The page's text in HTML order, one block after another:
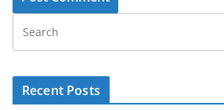
Recent Posts